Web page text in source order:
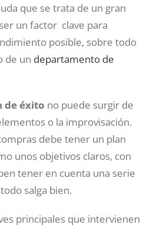
que se trata de un gran
un factor clave para
posible, sobre todo
de un departamento de
de éxito no puede surgir de
o la improvisación.
debe tener un plan
unos objetivos claros, con
tener en cuenta una serie
salga bien.
principales que intervienen